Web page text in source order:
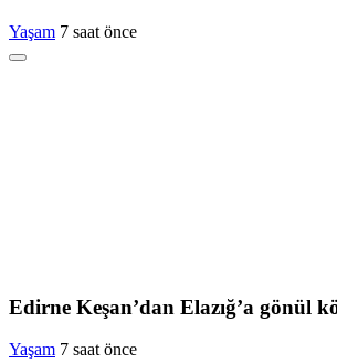
Yaşam 7 saat önce
Edirne Keşan’dan Elazığ’a gönül
Yaşam 7 saat önce